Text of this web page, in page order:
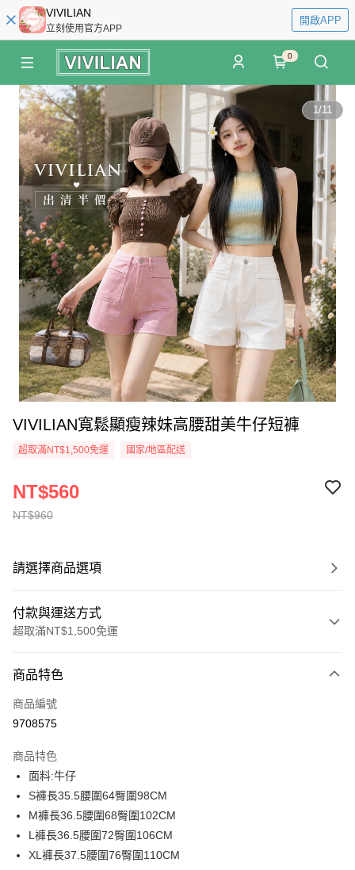
VIVILIAN
立刻使用官方APP
開啟APP
0
1/11
VIVILIAN寬鬆顯瘦辣妹高腰甜美牛仔短褲
超取滿NT$1,500免運 國家/地區配送
NT$960
NT$560
請選擇商品選項
付款與運送方式
超取滿NT$1,500免運
信用卡一次付款
信用卡分期付款
合作金庫商業銀行
華南商業銀行
上海商業儲蓄銀行
國泰世華商業銀行
臺灣中小企業銀行
匯豐（台灣）商業銀行
聯邦商業銀行
超商取貨付款
LINE Pay
Apple Pay
街口支付
商品特色
商品編號
9708575
商品特色
面料:牛仔
S褲長35.5腰圍64臀圍98CM
M褲長36.5腰圍68臀圍102CM
L褲長36.5腰圍72臀圍106CM
XL褲長37.5腰圍76臀圍110CM